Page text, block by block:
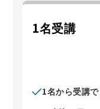
1名受講
1名から受講